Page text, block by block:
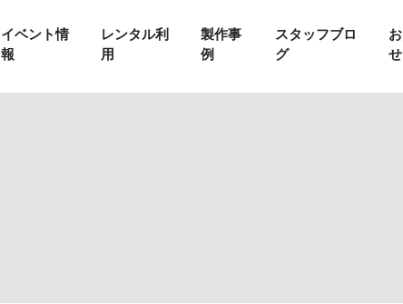
イベント情
報
レンタル利
用
製作事
例
スタッフブロ
グ
せ